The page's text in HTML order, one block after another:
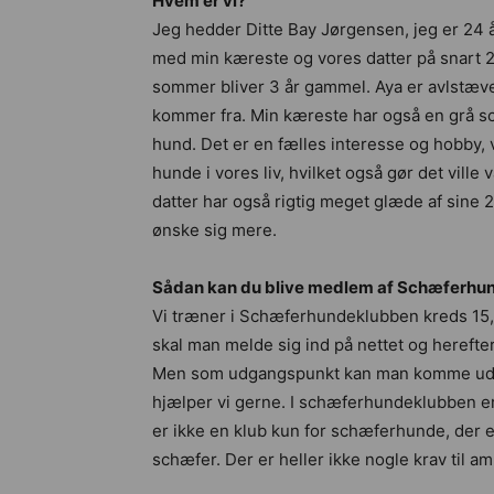
Jeg hedder Ditte Bay Jørgensen, jeg er 24
med min kæreste og vores datter på snart
sommer bliver 3 år gammel. Aya er
kommer fra. Min kæreste har også en grå
hund. Det er en fælles interesse og hobby,
hunde i vores liv, hvilket også gør det
datter har også rigtig meget glæde af sine
ønske sig mere.
Sådan kan du blive medlem af
Vi træner i Schæferhundeklubben kreds
skal man melde sig ind på nettet og
Men som udgangspunkt kan man komme
hjælper vi gerne. I schæferhundeklubben
er ikke en klub kun for schæferhunde, der
schæfer. Der er heller ikke nogle krav til